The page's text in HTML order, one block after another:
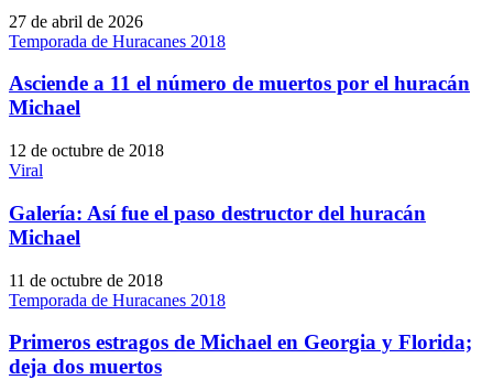
27 de abril de 2026
Temporada de Huracanes 2018
Asciende a 11 el número de muertos por el huracán
Michael
12 de octubre de 2018
Viral
Galería: Así fue el paso destructor del huracán
Michael
11 de octubre de 2018
Temporada de Huracanes 2018
Primeros estragos de Michael en Georgia y Florida;
deja dos muertos